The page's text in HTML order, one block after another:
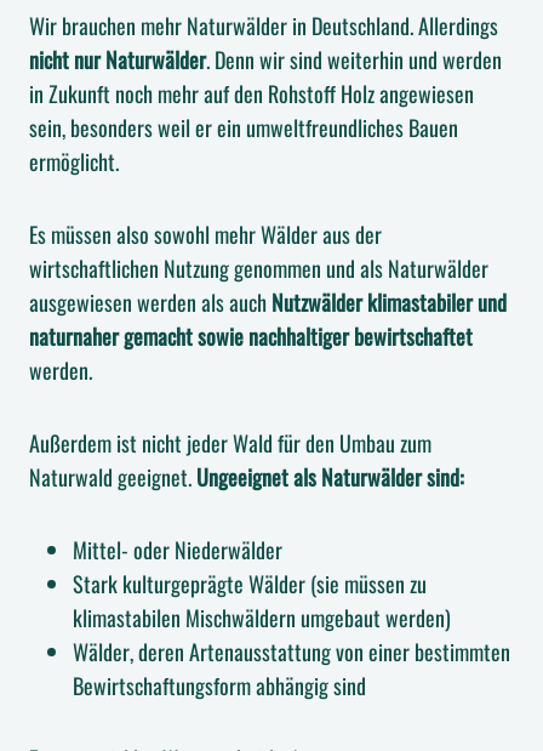
Wir brauchen mehr Naturwälder in Deutschland. Allerdings
nicht nur Naturwälder. Denn wir sind weiterhin und werden
in Zukunft noch mehr auf den Rohstoff Holz angewiesen
sein, besonders weil er ein umweltfreundliches Bauen
ermöglicht.
Es müssen also sowohl mehr Wälder aus der
wirtschaftlichen Nutzung genommen und als Naturwälder
ausgewiesen werden als auchNutzwälder klimastabiler und
naturnaher gemacht sowie nachhaltiger bewirtschaftet
werden.
Außerdem ist nicht jeder Wald für den Umbau zum
Naturwald geeignet.Ungeeignet als Naturwälder sind:
Mittel- oder Niederwälder
Stark kulturgeprägte Wälder (sie müssen zu
klimastabilen Mischwäldern umgebaut werden)
Wälder, deren Artenausstattung von einer bestimmten
Bewirtschaftungsform abhängig sind